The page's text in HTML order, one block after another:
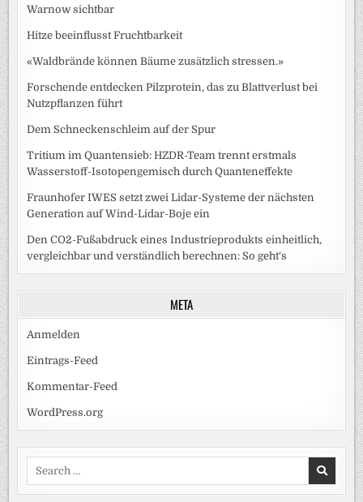
Warnow sichtbar
Hitze beeinflusst Fruchtbarkeit
«Waldbrände können Bäume zusätzlich stressen.»
Forschende entdecken Pilzprotein, das zu Blattverlust bei
Nutzpflanzen führt
Dem Schneckenschleim auf der Spur
Tritium im Quantensieb: HZDR-Team trennt erstmals
Wasserstoff-Isotopengemisch durch Quanteneffekte
Fraunhofer IWES setzt zwei Lidar-Systeme der nächsten
Generation auf Wind-Lidar-Boje ein
Den CO2-Fußabdruck eines Industrieprodukts einheitlich,
vergleichbar und verständlich berechnen: So geht‘s
META
Anmelden
Eintrags-Feed
Kommentar-Feed
WordPress.org